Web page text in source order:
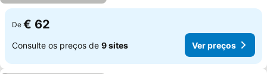
De € 62
Consulte os preços de 9 sites Ver preços